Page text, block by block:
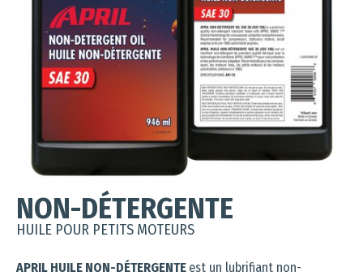
NON-DÉTERGENTE
HUILE POUR PETITS MOTEURS
APRIL HUILE NON-DÉTERGENTE est un lubrifiant non-